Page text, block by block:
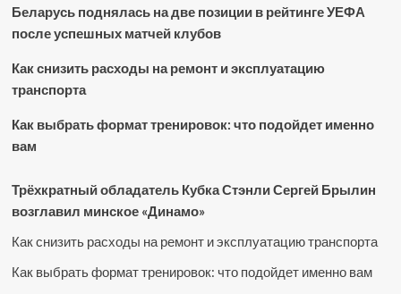
Беларусь поднялась на две позиции в рейтинге УЕФА
после успешных матчей клубов
Как снизить расходы на ремонт и эксплуатацию
транспорта
Как выбрать формат тренировок: что подойдет именно
вам
Трёхкратный обладатель Кубка Стэнли Сергей Брылин
возглавил минское «Динамо»
Как снизить расходы на ремонт и эксплуатацию транспорта
Как выбрать формат тренировок: что подойдет именно вам